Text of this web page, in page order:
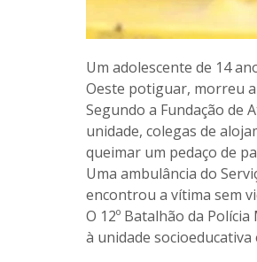
Um adolescente de 14
Oeste potiguar, morreu
Segundo a Fundação de
unidade, colegas de
queimar um pedaço de
Uma ambulância do
encontrou a vítima sem
O 12º Batalhão da
à unidade